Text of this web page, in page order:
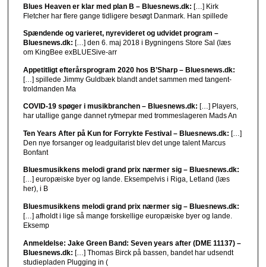
Blues Heaven er klar med plan B – Bluesnews.dk: […] Kirk
Fletcher har flere gange tidligere besøgt Danmark. Han spillede
Spændende og varieret, nyrevideret og udvidet program –
Bluesnews.dk: […] den 6. maj 2018 i Bygningens Store Sal (læs
om KingBee exBLUESive-arr
Appetitligt efterårsprogram 2020 hos B’Sharp – Bluesnews.dk:
[…] spillede Jimmy Guldbæk blandt andet sammen med tangent-
troldmanden Ma
COVID-19 spøger i musikbranchen – Bluesnews.dk: […] Players,
har utallige gange dannet rytmepar med trommeslageren Mads An
Ten Years After på Kun for Forrykte Festival – Bluesnews.dk: […]
Den nye forsanger og leadguitarist blev det unge talent Marcus
Bonfant
Bluesmusikkens melodi grand prix nærmer sig – Bluesnews.dk:
[…] europæiske byer og lande. Eksempelvis i Riga, Letland (læs
her), i B
Bluesmusikkens melodi grand prix nærmer sig – Bluesnews.dk:
[…] afholdt i lige så mange forskellige europæiske byer og lande.
Eksemp
Anmeldelse: Jake Green Band: Seven years after (DME 11137) –
Bluesnews.dk: […] Thomas Birck på bassen, bandet har udsendt
studiepladen Plugging in (